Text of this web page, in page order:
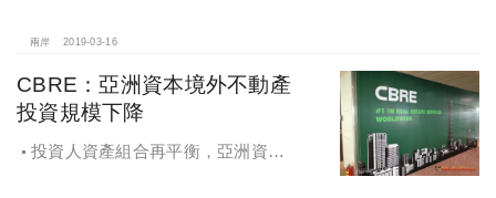
兩岸 2019-03-16
CBRE：亞洲資本境外不動產
投資規模下降
投資人資產組合再平衡，亞洲資本